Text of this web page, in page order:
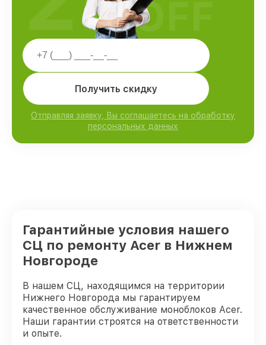
Получить скидку
Отправляя заявку, Вы соглашаетесь на обработку
персональных данных
OFF
Гарантийные условия нашего
СЦ по ремонту Acer в Нижнем
Новгороде
В нашем СЦ, находящимся на территории
Нижнего Новгорода мы гарантируем
качественное обслуживание моноблоков Acer.
Наши гарантии строятся на ответственности
и опыте.